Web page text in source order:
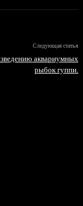
Следующая статья
аквариумных
рыбок гуппи.